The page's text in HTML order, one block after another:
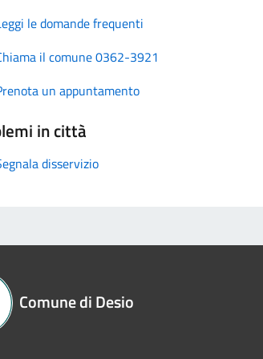
le domande frequenti
il comune 0362-3921
un appuntamento
in città
disservizio
Comune di Desio